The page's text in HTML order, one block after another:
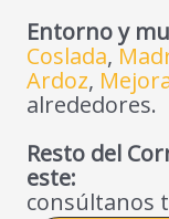
Entorno y
Coslada,
Ardoz,
alrededores.
Resto del
este:
consúltanos